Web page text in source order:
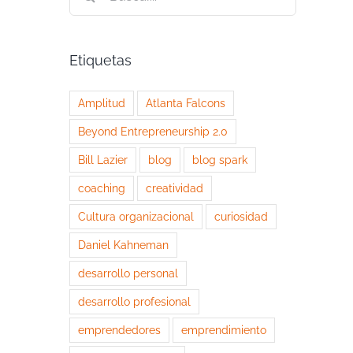
Etiquetas
Amplitud Atlanta Falcons
Beyond Entrepreneurship 2.0
Bill Lazier blog blog spark
coaching creatividad
Cultura organizacional curiosidad
Daniel Kahneman
desarrollo personal
desarrollo profesional
emprendedores emprendimiento